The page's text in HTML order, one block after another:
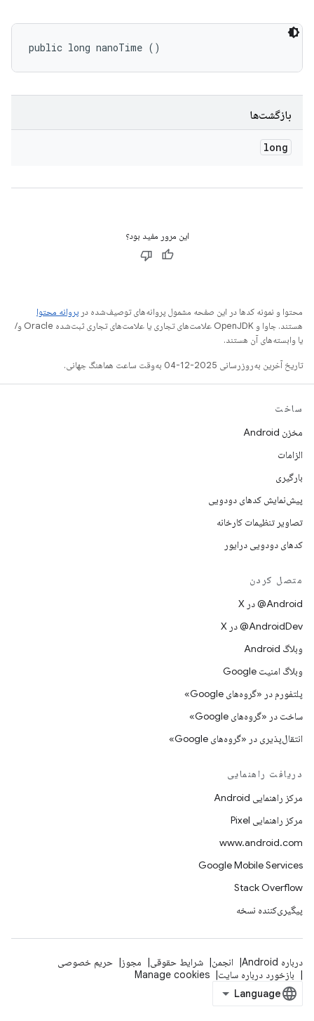
public long nanoTime ()
بازگشت‌ها
long
این مرور مفید بود؟
محتوا و نمونه کدها در این صفحه مشمول پروانه‌های توصیف‌شده در پروانه محتوا
هستند. جاوا و OpenJDK علامت‌های تجاری یا علامت‌های تجاری ثبت‌شده Oracle و/
یا وابسته‌های آن هستند.
تاریخ آخرین به‌روزرسانی 2025-12-04 به‌وقت ساعت هماهنگ جهانی.
ساخت
مخزن Android
الزامات
بارگیری
پیش‌نمایش کدهای دودویی
تصاویر تنظیمات کارخانه
کدهای دودویی درایور
متصل کردن
‫‎@Android در X
‫‎@AndroidDev در X
وبلاگ Android
وبلاگ امنیت Google
پلتفورم در «گروه‌های Google»
ساخت در «گروه‌های Google»
انتقال‌پذیری در «گروه‌های Google»
دریافت راهنمایی
مرکز راهنمایی Android
مرکز راهنمایی Pixel
www.android.com
Google Mobile Services
Stack Overflow
پیگیری‌کننده نسخه
درباره Android انجمن شرایط حقوقی مجوز
حریم خصوصی
بازخورد درباره سایت
Manage cookies